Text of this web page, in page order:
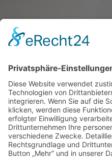
wohnen
Verkaufen Sie
darin wohnen.